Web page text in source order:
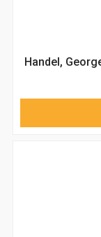
Handel,